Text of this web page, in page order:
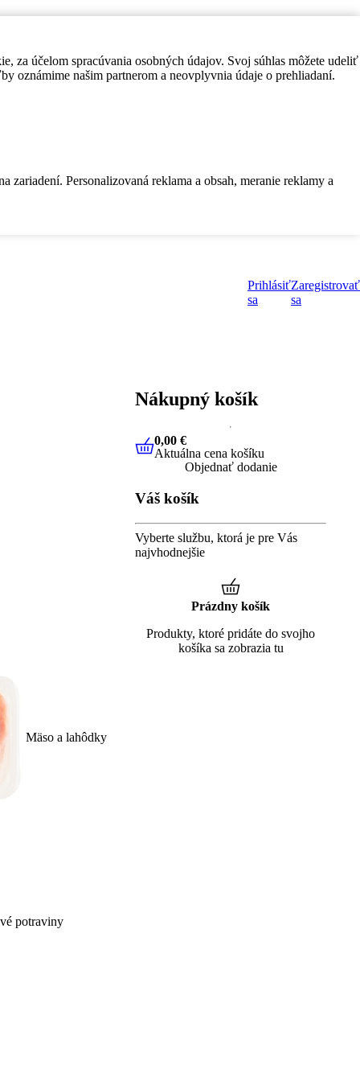
za účelom spracúvania osobných údajov. Svoj súhlas môžete udeliť
oznámime našim partnerom a neovplyvnia údaje o prehliadaní.
Personalizovaná reklama a obsah, meranie reklamy a
Prihlásiť
sa
Zaregistrovať
sa
Mäso a lahôdky
potraviny
Nákupný košík
0,00 €Aktuálna cena košíku
0,00 €
Aktuálna cena košíku
Objednať dodanie
Váš košík
Vyberte službu, ktorá je pre Vás
najvhodnejšie
Prázdny košík
Produkty, ktoré pridáte do svojho
košíka sa zobrazia tu